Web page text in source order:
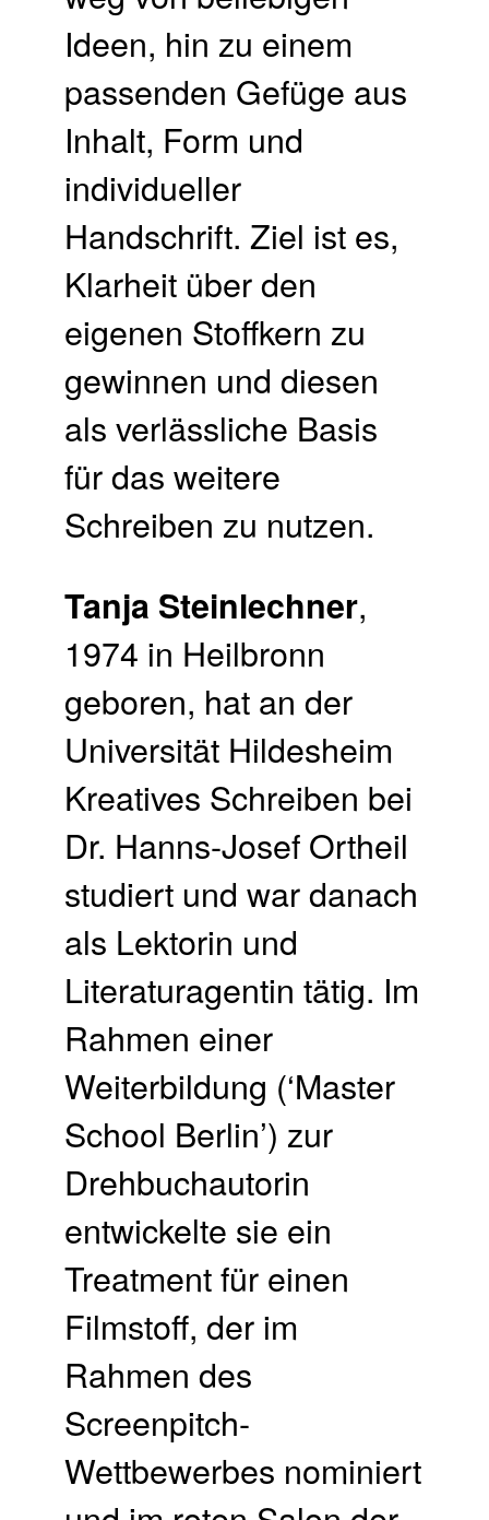
Ideen, hin zu einem
passenden Gefüge aus
Inhalt, Form und
individueller
Handschrift. Ziel ist es,
Klarheit über den
eigenen Stoffkern zu
gewinnen und diesen
als verlässliche Basis
für das weitere
Schreiben zu nutzen.
Tanja Steinlechner,
1974 in Heilbronn
geboren, hat an der
Universität Hildesheim
Kreatives Schreiben bei
Dr. Hanns-Josef Ortheil
studiert und war danach
als Lektorin und
Literaturagentin tätig. Im
Rahmen einer
Weiterbildung (‘Master
School Berlin’) zur
Drehbuchautorin
entwickelte sie ein
Treatment für einen
Filmstoff, der im
Rahmen des
Screenpitch-
Wettbewerbes nominiert